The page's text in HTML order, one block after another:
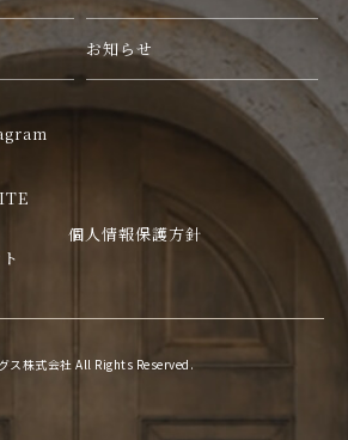
お知らせ
個人情報保護方針
ス株式会社 All Rights Reserved.